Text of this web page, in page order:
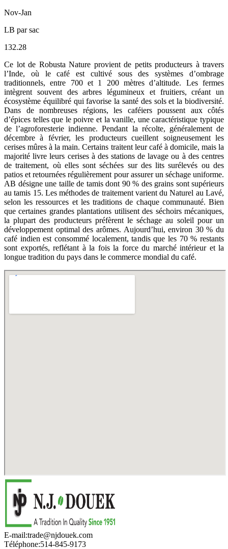
Nov-Jan
LB par sac
132.28
Ce lot de Robusta Nature provient de petits producteurs à travers
l’Inde, où le café est cultivé sous des systèmes d’ombrage
traditionnels, entre 700 et 1 200 mètres d’altitude. Les fermes
intègrent souvent des arbres légumineux et fruitiers, créant un
écosystème équilibré qui favorise la santé des sols et la biodiversité.
Dans de nombreuses régions, les caféiers poussent aux côtés
d’épices telles que le poivre et la vanille, une caractéristique typique
de l’agroforesterie indienne. Pendant la récolte, généralement de
décembre à février, les producteurs cueillent soigneusement les
cerises mûres à la main. Certains traitent leur café à domicile, mais la
majorité livre leurs cerises à des stations de lavage ou à des centres
de traitement, où elles sont séchées sur des lits surélevés ou des
patios et retournées régulièrement pour assurer un séchage uniforme.
AB désigne une taille de tamis dont 90 % des grains sont supérieurs
au tamis 15. Les méthodes de traitement varient du Naturel au Lavé,
selon les ressources et les traditions de chaque communauté. Bien
que certaines grandes plantations utilisent des séchoirs mécaniques,
la plupart des producteurs préfèrent le séchage au soleil pour un
développement optimal des arômes. Aujourd’hui, environ 30 % du
café indien est consommé localement, tandis que les 70 % restants
sont exportés, reflétant à la fois la force du marché intérieur et la
longue tradition du pays dans le commerce mondial du café.
E-mail:trade@njdouek.com
Téléphone:514-845-9173